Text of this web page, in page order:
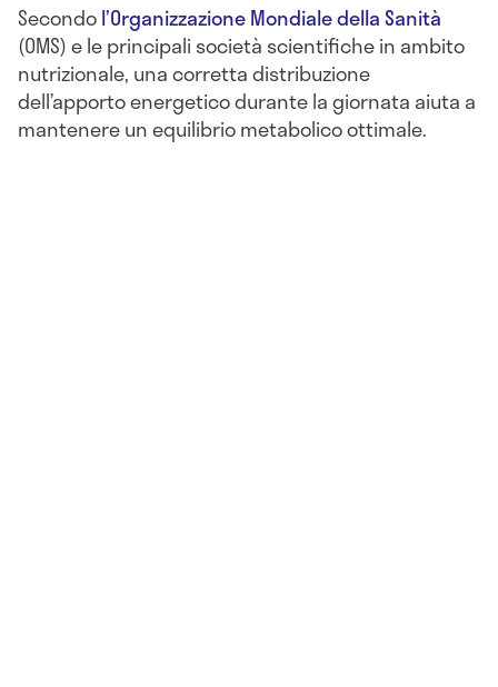
Secondol’Organizzazione Mondiale della Sanità
(OMS) e le principali società scientifiche in ambito
nutrizionale, una corretta distribuzione
dell’apporto energetico durante la giornata aiuta a
mantenere un equilibrio metabolico ottimale.